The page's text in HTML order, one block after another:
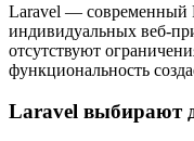
Laravel — современный
индивидуальных веб-
отсутствуют
функциональность
Laravel выбирают